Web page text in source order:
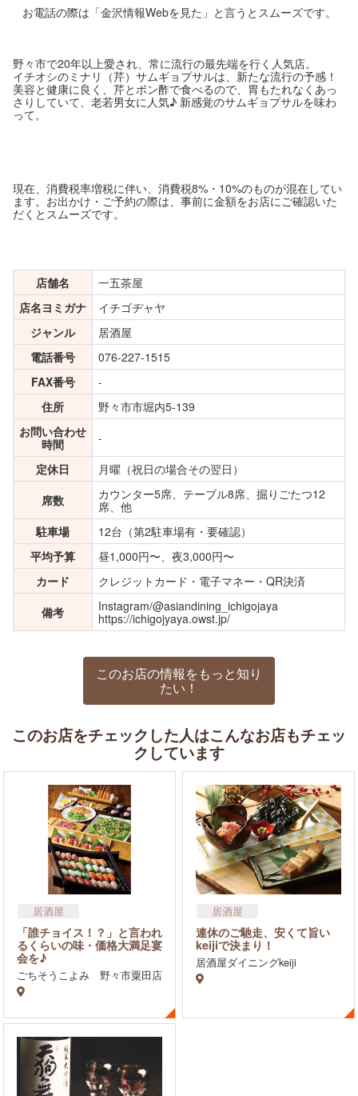
お電話の際は「金沢情報Webを見た」と言うとスムーズです。
野々市で20年以上愛され、常に流行の最先端を行く人気店。
イチオシのミナリ（芹）サムギョプサルは、新たな流行の予感！
美容と健康に良く、芹とポン酢で食べるので、胃もたれなくあっ
さりしていて、老若男女に人気♪ 新感覚のサムギョプサルを味わ
って。
現在、消費税率増税に伴い、消費税8%・10%のものが混在してい
ます。お出かけ・ご予約の際は、事前に金額をお店にご確認いた
だくとスムーズです。
店舗名
一五茶屋
店名ヨミガナ
イチゴヂャヤ
ジャンル
居酒屋
電話番号
076-227-1515
FAX番号
-
住所
野々市市堀内5-139
お問い合わせ
時間
-
定休日
月曜（祝日の場合その翌日）
席数
カウンター5席、テーブル8席、掘りごたつ12
席、他
駐車場
12台（第2駐車場有・要確認）
平均予算
昼1,000円〜、夜3,000円〜
カード
クレジットカード・電子マネー・QR決済
備考
Instagram/@asiandining_ichigojaya
https://ichigojyaya.owst.jp/
このお店の情報をもっと知り
たい！
このお店をチェックした人はこんなお店もチェッ
クしています
居酒屋
和食・寿司（すし）
「誰チョイス！？」と言われ
るくらいの味・価格大満足宴
会を♪
ごちそうこよみ 野々市粟田店
居酒屋
バー・バル・ダイニングバ
ー
飲食店
連休のご馳走、安くて旨い
keijiで決まり！
居酒屋ダイニングkeiji